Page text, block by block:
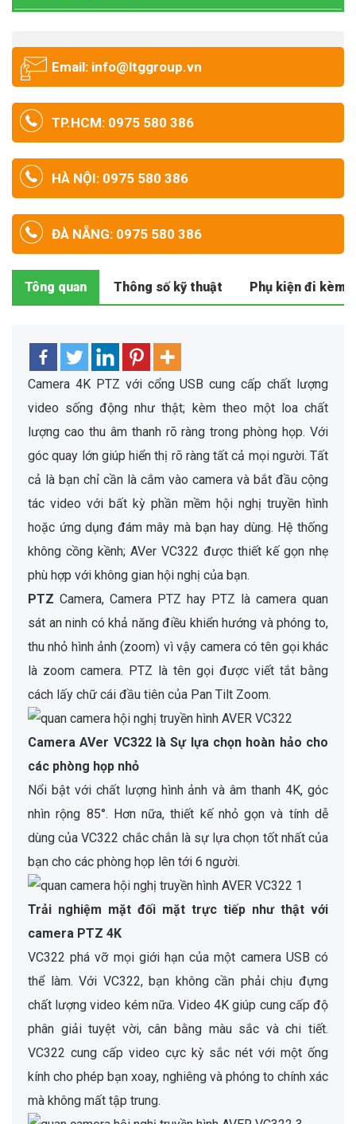
Email: info@ltggroup.vn
TP.HCM: 0975 580 386
HÀ NỘI: 0975 580 386
ĐÀ NẴNG: 0975 580 386
Tông quan Thông số kỹ thuật Phụ kiện đi kèm
Camera 4K PTZ với cổng USB cung cấp chất lượng
video sống động như thật; kèm theo một loa chất
lượng cao thu âm thanh rõ ràng trong phòng họp. Với
góc quay lớn giúp hiển thị rõ ràng tất cả mọi người. Tất
cả là bạn chỉ cần là cắm vào camera và bắt đầu cộng
tác video với bất kỳ phần mềm hội nghị truyền hình
hoặc ứng dụng đám mây mà bạn hay dùng. Hệ thống
không cồng kềnh; AVer VC322 được thiết kế gọn nhẹ
phù hợp với không gian hội nghị của bạn.
PTZ Camera, Camera PTZ hay PTZ là camera quan
sát an ninh có khả năng điều khiển hướng và phóng to,
thu nhỏ hình ảnh (zoom) vì vậy camera có tên gọi khác
là zoom camera. PTZ là tên gọi được viết tắt bằng
cách lấy chữ cái đầu tiên của Pan Tilt Zoom.
Camera AVer VC322 là Sự lựa chọn hoàn hảo cho
các phòng họp nhỏ
Nổi bật với chất lượng hình ảnh và âm thanh 4K, góc
nhìn rộng 85°. Hơn nữa, thiết kế nhỏ gọn và tính dễ
dùng của VC322 chắc chắn là sự lựa chọn tốt nhất của
bạn cho các phòng họp lên tới 6 người.
Trải nghiệm mặt đối mặt trực tiếp như thật với
camera PTZ 4K
VC322 phá vỡ mọi giới hạn của một camera USB có
thể làm. Với VC322, bạn không cần phải chịu đựng
chất lượng video kém nữa. Video 4K giúp cung cấp độ
phân giải tuyệt vời, cân bằng màu sắc và chi tiết.
VC322 cung cấp video cực kỳ sắc nét với một ống
kính cho phép bạn xoay, nghiêng và phóng to chính xác
mà không mất tập trung.